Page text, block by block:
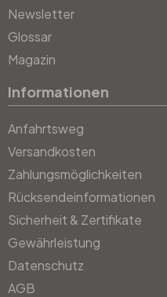
Newsletter
Glossar
Magazin
Informationen
Anfahrtsweg
Versandkosten
Zahlungsmöglichkeiten
Rücksendeinformationen
Sicherheit & Zertifikate
Gewährleistung
Datenschutz
AGB